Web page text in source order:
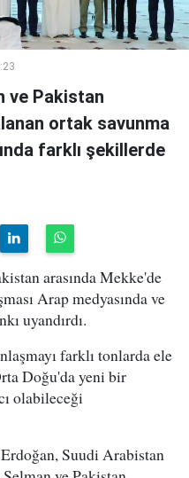
ve Pakistan
ortak savunma
farklı şekillerde
arasında Mekke'de
Arap medyasında ve
uyandırdı.
farklı tonlarda ele
Doğu'da yeni bir
olabileceği
Suudi Arabistan